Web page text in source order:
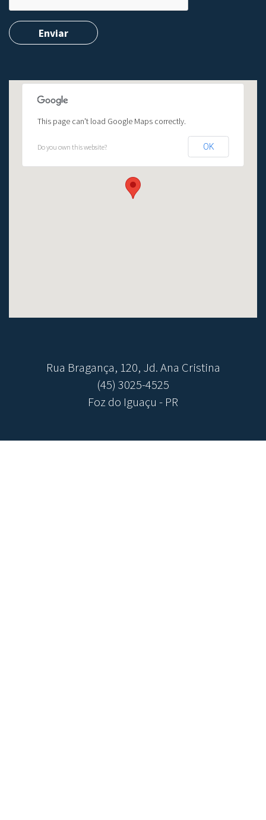
This page can't load Google Maps correctly.
Do you own this website? OK
Rua Bragança, 120, Jd. Ana Cristina
(45) 3025-4525
Foz do Iguaçu - PR